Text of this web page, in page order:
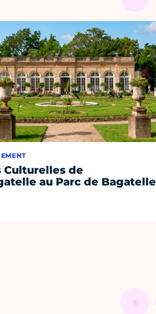
Culturelles de
au Parc de Bagatelle